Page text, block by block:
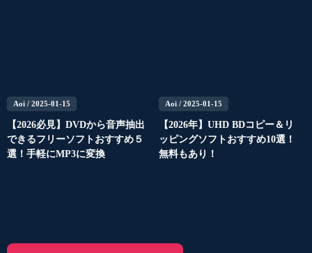
Aoi / 2025-01-15
【2026必見】DVDから音声抽出
できるフリーソフトおすすめ５
選！手軽にMP3に変換
Aoi/ 2025-01-15
【2026年】UHD BDコピー＆リ
ッピングソフトおすすめ10選！
無料もあり！